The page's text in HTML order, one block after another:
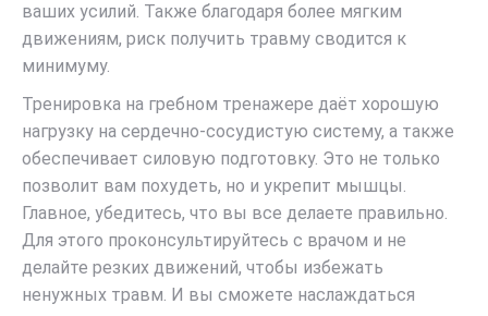
ваших усилий. Также благодаря более мягким
движениям, риск получить травму сводится к
минимуму.
Тренировка на гребном тренажере даёт хорошую
нагрузку на сердечно-сосудистую систему, а также
обеспечивает силовую подготовку. Это не только
позволит вам похудеть, но и укрепит мышцы.
Главное, убедитесь, что вы все делаете правильно.
Для этого проконсультируйтесь с врачом и не
делайте резких движений, чтобы избежать
ненужных травм. И вы сможете наслаждаться